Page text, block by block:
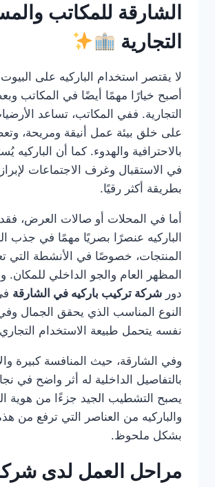
الشارقة للمكاتب
التجارية
لا يقتصر استخدام الباركيه على
أصبح خيارًا مهمًا أيضًا في المكاتب
التجارية. ففي المكاتب، تساعد
على خلق بيئة عمل أنيقة ومريحة،
بالاحترافية والهدوء. كما أن الباركيه
في الاستقبال وغرف الاجتماعات
بطريقة أكثر رقيًا.
أما في المحلات أو صالات العرض،
الباركيه عنصرًا بصريًا مهمًا في جذب
المنتجات، خصوصًا في الأنشطة التي
المظهر العام والجو الداخلي للمكان.
دور شركة تركيب باركيه في الشارقة
النوع المناسب الذي يحقق الجمال
نفسه يتحمل طبيعة الاستخدام
وفي الشارقة، حيث المنافسة كبيرة
بالتفاصيل الداخلية له أثر واضح في
يصبح التشطيب الجيد جزءًا من هوية
والباركيه من العناصر التي ترفع من
بشكل ملحوظ.
مراحل العمل لدى